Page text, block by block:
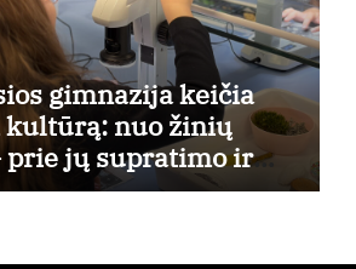
gimnazija keičia
kultūrą: nuo žinių
prie jų supratimo ir